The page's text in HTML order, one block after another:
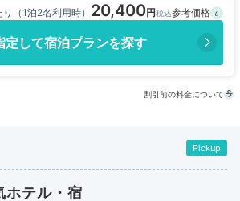
（1泊2名利用時） 20,400
定して宿泊プランを探す
割引前の料金について
Pickup
ホテル・宿